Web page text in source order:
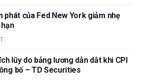
phát của Fed New York giảm nhẹ
lũy do bảng lương dẫn dắt khi CPI
bố – TD Securities